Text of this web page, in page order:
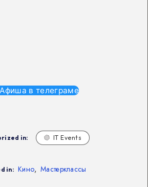
в телеграме
in: IT Events
in: Кино, Мастерклассы